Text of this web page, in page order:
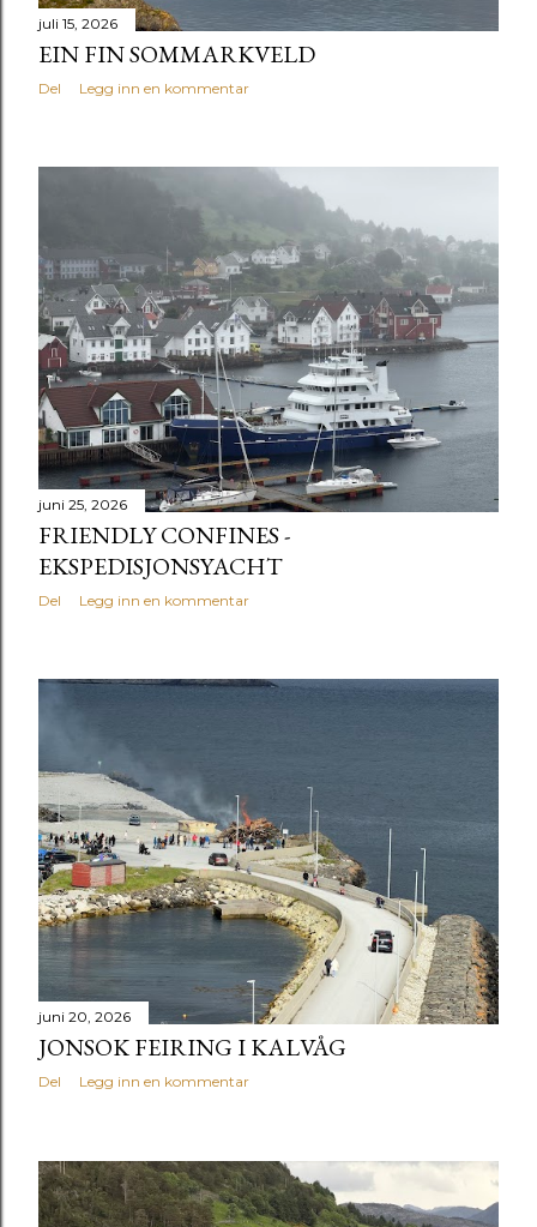
juli 15, 2026
EIN FIN SOMMARKVELD
Del Legg inn en kommentar
juni 25, 2026
FRIENDLY CONFINES -
EKSPEDISJONSYACHT
Del Legg inn en kommentar
juni 20, 2026
JONSOK FEIRING I KALVÅG
Del Legg inn en kommentar